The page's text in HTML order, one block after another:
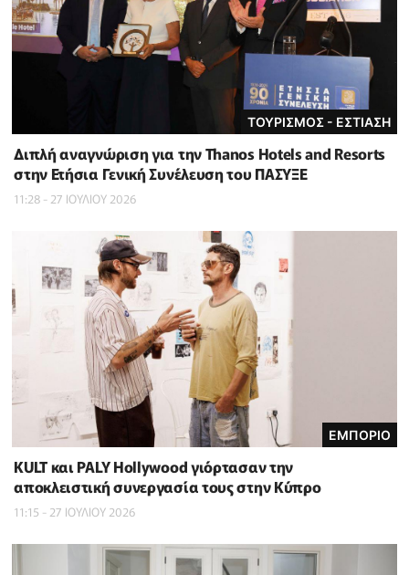
ΤΟΥΡΙΣΜΟΣ - ΕΣΤΙΑΣΗ
Διπλή αναγνώριση για την Thanos Hotels and Resorts
στην Ετήσια Γενική Συνέλευση του ΠΑΣΥΞΕ
11:28 - 27 ΙΟΥΛΙΟΥ 2026
ΕΜΠΟΡΙΟ
KULT και PALY Hollywood γιόρτασαν την
αποκλειστική συνεργασία τους στην Κύπρο
11:15 - 27 ΙΟΥΛΙΟΥ 2026